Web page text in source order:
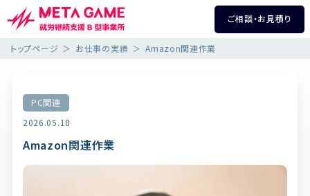
ご相談・お見積り
トップページ お仕事の実績 Amazon関連作業
PC関連
2026.05.18
Amazon関連作業